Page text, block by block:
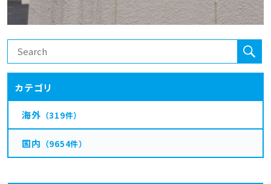
カテゴリ
海外 （319件）
国内 （9654件）